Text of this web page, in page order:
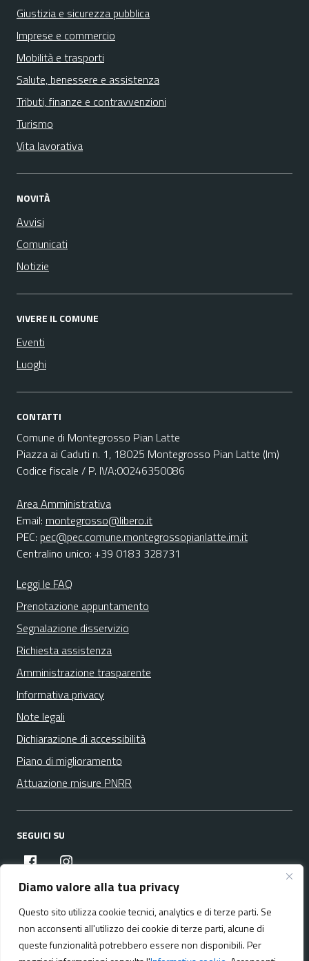
Diamo valore alla tua privacy
Questo sito utilizza cookie tecnici, analytics e di terze parti. Se
non acconsenti all'utilizzo dei cookie di terze parti, alcune di
queste funzionalità potrebbero essere non disponibili. Per
Giustizia e sicurezza pubblica
Imprese e commercio
Mobilità e trasporti
Salute, benessere e assistenza
Tributi, finanze e contravvenzioni
Turismo
Vita lavorativa
NOVITÀ
Avvisi
Comunicati
Notizie
VIVERE IL COMUNE
Eventi
Luoghi
CONTATTI
Comune di Montegrosso Pian Latte
Piazza ai Caduti n. 1, 18025 Montegrosso Pian Latte (Im)
Codice fiscale / P. IVA:00246350086
Area Amministrativa
Email: montegrosso@libero.it
PEC: pec@pec.comune.montegrossopianlatte.im.it
Centralino unico: +39 0183 328731
Leggi le FAQ
Prenotazione appuntamento
Segnalazione disservizio
Richiesta assistenza
Amministrazione trasparente
Informativa privacy
Note legali
Dichiarazione di accessibilità
Piano di miglioramento
Attuazione misure PNRR
SEGUICI SU
facebookinstagram
Media policy Mappa del sito